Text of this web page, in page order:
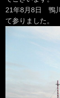
21年8月8日 鴨
て参りました。